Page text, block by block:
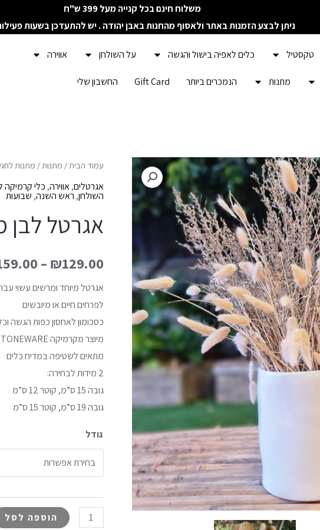
משלוח חינם בכל קנייה מעל 399 ש"ח
ניתן לבצע הזמנות באתר ולאסוף מהחנות באבן יהודה . יש להתעדכן בשעות
טקסטיל כלים לאפיה בישול והגשה על השולחן אווירה
מתנות הנמכרים ביותר Gift Card החשבון שלי
עמוד הבית/ מתנות/ מתנות
אגרטלים,אווירה, כלי קרמיקה
השולחן, ראש השנה, שבועות
אגרטל לבן
₪129.00
–
אגרטל מיוחד ומרשים עשוי
לפרחים חיים או מיובשים
כסכומון לאחסון כפות הגשה
מיוצר מקרמיקה STONEWARE בגימור מט
מתאים לשטיפה במדיח כלים
2 מידות לבחירה:
גובה 15 ס”מ, קוטר 12 ס”מ
גובה 19 ס”מ, קוטר 15 ס”מ
גודל
כמות
של
אגרטל
מקרמיקה
הוספה לסל